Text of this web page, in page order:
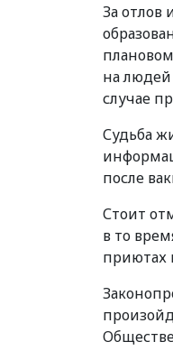
За
на
случае
Судьба
после
Стоит
в то
приютах